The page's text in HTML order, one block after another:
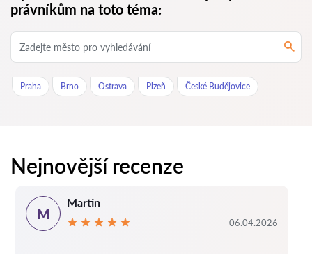
právníkům na toto téma:
Praha Brno Ostrava Plzeň České Budějovice
Nejnovější recenze
M
Martin
06.04.2026